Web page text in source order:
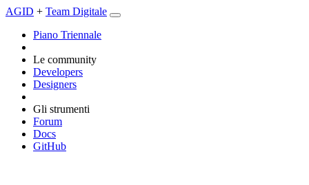
AGID + Team Digitale
Piano Triennale
Le community
Developers
Designers
Gli strumenti
Forum
Docs
GitHub